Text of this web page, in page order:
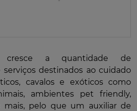
cresce a quantidade de
destinados ao cuidado
cavalos e exóticos como
ambientes pet friendly,
mais, pelo que um auxiliar de